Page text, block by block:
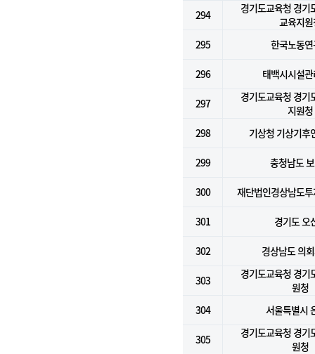
294
경기도교육청 경기
교육지
295
한국노동
296 태백시시설
297
경기도교육청 경기
지원청
298
기상청 기상기후
299 충청남도
300 재단법인경상남도
301 경기도 오
302 경상남도 의
303
경기도교육청 경기
원청
304
서울특별시
305
경기도교육청 경기
원청